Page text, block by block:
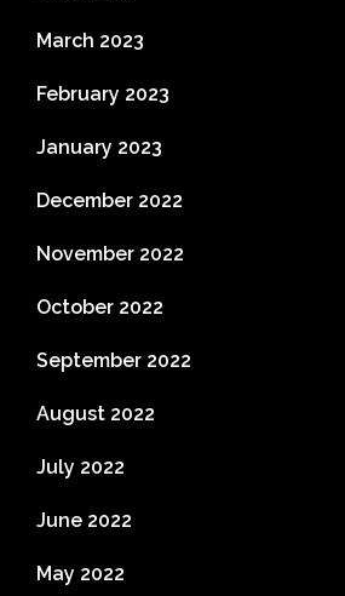
March 2023
February 2023
January 2023
December 2022
November 2022
October 2022
September 2022
August 2022
July 2022
June 2022
May 2022